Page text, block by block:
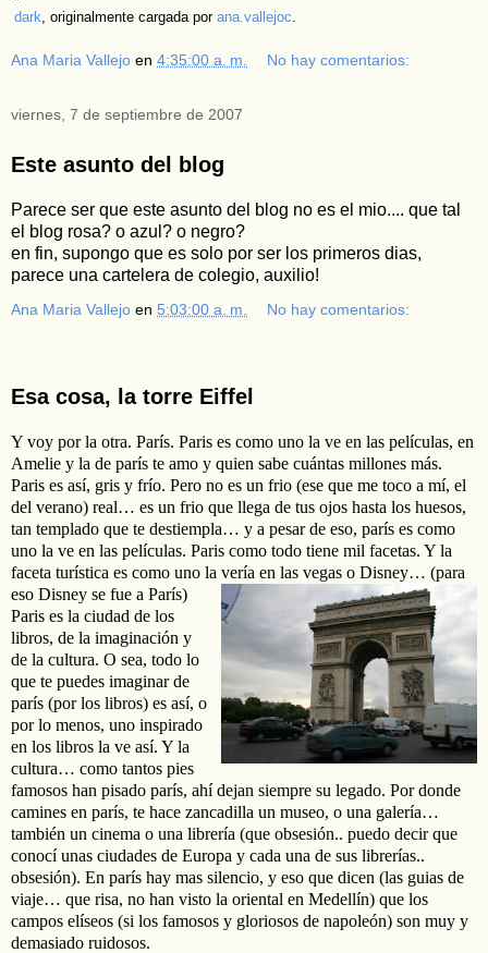
dark, originalmente cargada por ana.vallejoc.
Ana Maria Vallejo en 4:35:00 a. m. No hay comentarios:
viernes, 7 de septiembre de 2007
Este asunto del blog
Parece ser que este asunto del blog no es el mio.... que tal
el blog rosa? o azul? o negro?
en fin, supongo que es solo por ser los primeros dias,
parece una cartelera de colegio, auxilio!
Ana Maria Vallejo en 5:03:00 a. m. No hay comentarios:
Esa cosa, la torre Eiffel
Y voy por la otra. París. Paris es como uno la ve en las películas, en
Amelie y la de parís te amo y quien sabe cuántas millones más.
Paris es así, gris y frío. Pero no es un frio (ese que me toco a mí, el
del verano) real… es un frio que llega de tus ojos hasta los huesos,
tan templado que te destiempla… y a pesar de eso, parís es como
uno la ve en las películas. Paris como todo tiene mil facetas. Y la
faceta turística es como uno la vería en las vegas o Disney… (para
eso Disney se fue a París)
Paris es la ciudad de los
libros, de la imaginación y
de la cultura. O sea, todo lo
que te puedes imaginar de
parís (por los libros) es así, o
por lo menos, uno inspirado
en los libros la ve así. Y la
cultura… como tantos pies
famosos han pisado parís, ahí dejan siempre su legado. Por donde
camines en parís, te hace zancadilla un museo, o una galería…
también un cinema o una librería (que obsesión.. puedo decir que
conocí unas ciudades de Europa y cada una de sus librerías..
obsesión). En parís hay mas silencio, y eso que dicen (las guias de
viaje… que risa, no han visto la oriental en Medellín) que los
campos elíseos (si los famosos y gloriosos de napoleón) son muy y
demasiado ruidosos.